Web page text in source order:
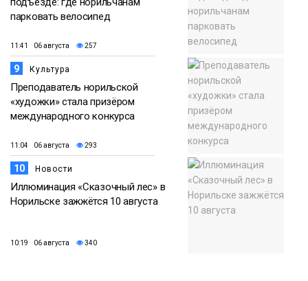
парковать велосипед
11:41 06 августа 257
9 Культура
Преподаватель норильской
«художки» стала призёром
международного конкурса
11:04 06 августа 293
10 Новости
Иллюминация «Сказочный лес» в
Норильске зажжётся 10 августа
10:19 06 августа 340